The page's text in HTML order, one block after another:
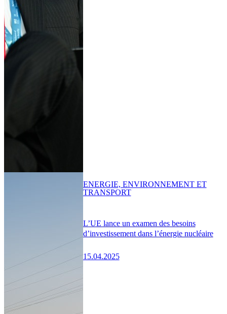
L’UE lance un examen des besoins
d’investissement dans l’énergie nucléaire
15.04.2025
ENERGIE, ENVIRONNEMENT ET
TRANSPORT